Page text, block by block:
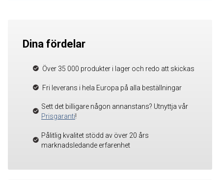
Dina fördelar
Över 35 000 produkter i lager och redo att skickas
Fri leverans i hela Europa på alla beställningar
Sett det billigare någon annanstans? Utnyttja vår
Prisgaranti!
Pålitlig kvalitet stödd av över 20 års
marknadsledande erfarenhet